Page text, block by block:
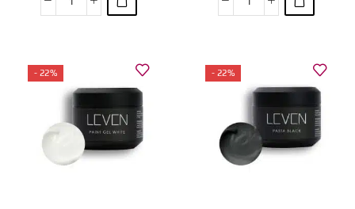
- 22% - 22%